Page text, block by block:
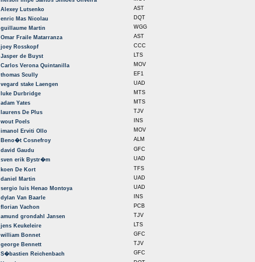
Alexey Lutsenko AST
enric Mas Nicolau DQT
guillaume Martin WGG
Omar Fraile Matarranza AST
joey Rosskopf CCC
Jasper de Buyst LTS
Carlos Verona Quintanilla MOV
thomas Scully EF1
vegard stake Laengen UAD
luke Durbridge MTS
adam Yates MTS
laurens De Plus TJV
wout Poels INS
imanol Erviti Ollo MOV
Beno�t Cosnefroy ALM
david Gaudu GFC
sven erik Bystr�m UAD
koen De Kort TFS
daniel Martin UAD
sergio luis Henao Montoya UAD
dylan Van Baarle INS
florian Vachon PCB
amund grondahl Jansen TJV
jens Keukeleire LTS
william Bonnet GFC
george Bennett TJV
S�bastien Reichenbach GFC